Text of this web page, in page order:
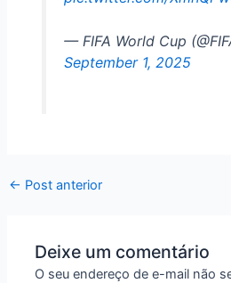
— FIFA World Cup
September 1, 2025
← Post anterior
Deixe um comentário
O seu endereço de e-mail não